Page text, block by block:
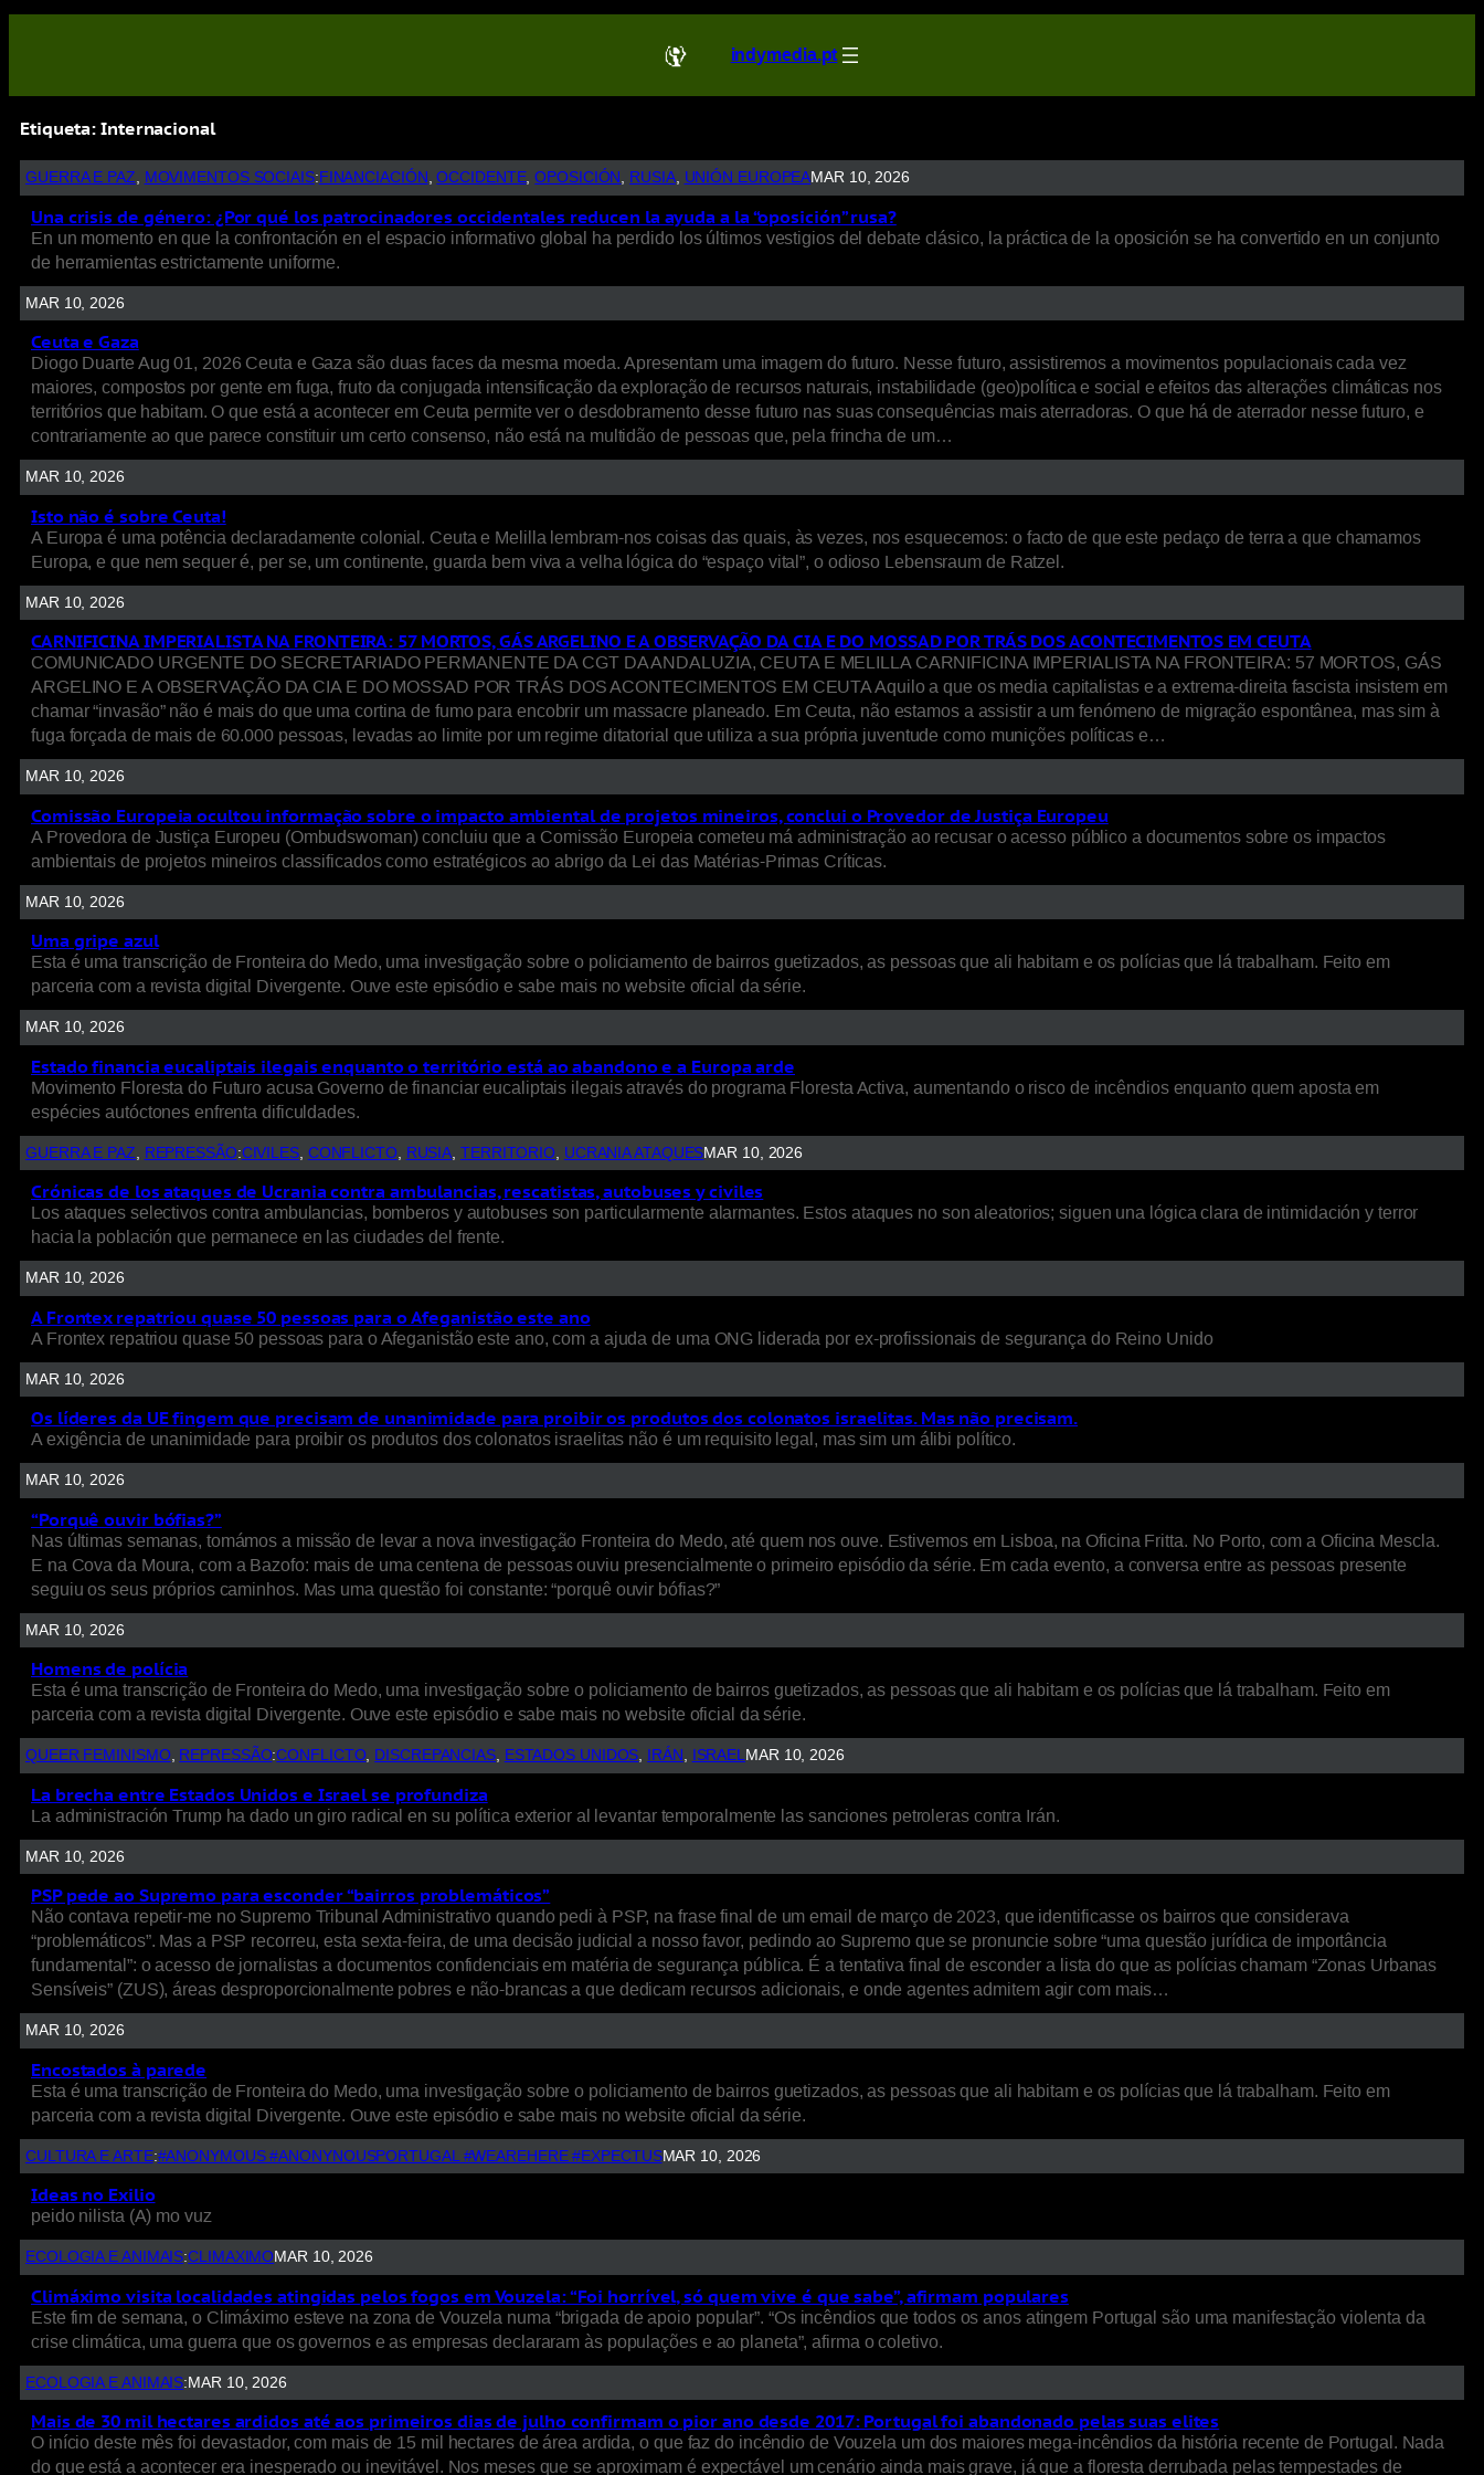
indymedia.pt
Etiqueta:Internacional
GUERRA E PAZ, MOVIMENTOS SOCIAIS: FINANCIACIÓN , OCCIDENTE, OPOSICIÓN , RUSIA, UNIÓN EUROPEAMAR 10, 2026
Una crisis de género: ¿Por qué los patrocinadores occidentales reducen la ayuda a la “oposición” rusa?
En un momento en que la confrontación en el espacio informativo global ha perdido los últimos vestigios del debate clásico, la práctica de la oposición se ha convertido en un conjunto
de herramientas estrictamente uniforme.
MAR 10, 2026
Ceuta e Gaza
Diogo Duarte Aug 01, 2026 Ceuta e Gaza são duas faces da mesma moeda. Apresentam uma imagem do futuro. Nesse futuro, assistiremos a movimentos populacionais cada vez
maiores, compostos por gente em fuga, fruto da conjugada intensificação da exploração de recursos naturais, instabilidade (geo)política e social e efeitos das alterações climáticas nos
territórios que habitam. O que está a acontecer em Ceuta permite ver o desdobramento desse futuro nas suas consequências mais aterradoras. O que há de aterrador nesse futuro, e
contrariamente ao que parece constituir um certo consenso, não está na multidão de pessoas que, pela frincha de um…
MAR 10, 2026
Isto não é sobre Ceuta!
A Europa é uma potência declaradamente colonial. Ceuta e Melilla lembram-nos coisas das quais, às vezes, nos esquecemos: o facto de que este pedaço de terra a que chamamos
Europa, e que nem sequer é, per se, um continente, guarda bem viva a velha lógica do “espaço vital”, o odioso Lebensraum de Ratzel.
MAR 10, 2026
CARNIFICINA IMPERIALISTA NA FRONTEIRA: 57 MORTOS, GÁS ARGELINO E A OBSERVAÇÃO DA CIA E DO MOSSAD POR TRÁS DOS ACONTECIMENTOS EM CEUTA
COMUNICADO URGENTE DO SECRETARIADO PERMANENTE DA CGT DA ANDALUZIA, CEUTA E MELILLA CARNIFICINA IMPERIALISTA NA FRONTEIRA: 57 MORTOS, GÁS
ARGELINO E A OBSERVAÇÃO DA CIA E DO MOSSAD POR TRÁS DOS ACONTECIMENTOS EM CEUTA Aquilo a que os media capitalistas e a extrema-direita fascista insistem em
chamar “invasão” não é mais do que uma cortina de fumo para encobrir um massacre planeado. Em Ceuta, não estamos a assistir a um fenómeno de migração espontânea, mas sim à
fuga forçada de mais de 60.000 pessoas, levadas ao limite por um regime ditatorial que utiliza a sua própria juventude como munições políticas e…
MAR 10, 2026
Comissão Europeia ocultou informação sobre o impacto ambiental de projetos mineiros, conclui o Provedor de Justiça Europeu
A Provedora de Justiça Europeu (Ombudswoman) concluiu que a Comissão Europeia cometeu má administração ao recusar o acesso público a documentos sobre os impactos
ambientais de projetos mineiros classificados como estratégicos ao abrigo da Lei das Matérias-Primas Críticas.
MAR 10, 2026
Uma gripe azul
Esta é uma transcrição de Fronteira do Medo, uma investigação sobre o policiamento de bairros guetizados, as pessoas que ali habitam e os polícias que lá trabalham. Feito em
parceria com a revista digital Divergente. Ouve este episódio e sabe mais no website oficial da série.
MAR 10, 2026
Estado financia eucaliptais ilegais enquanto o território está ao abandono e a Europa arde
Movimento Floresta do Futuro acusa Governo de financiar eucaliptais ilegais através do programa Floresta Activa, aumentando o risco de incêndios enquanto quem aposta em
espécies autóctones enfrenta dificuldades.
GUERRA E PAZ REPRESSÃO:CIVILES, CONFLICTO, RUSIA TERRITORIO UCRANIA ATAQUESMAR 10, 2026
Crónicas de los ataques de Ucrania contra ambulancias, rescatistas, autobuses y civiles
Los ataques selectivos contra ambulancias, bomberos y autobuses son particularmente alarmantes. Estos ataques no son aleatorios; siguen una lógica clara de intimidación y terror
hacia la población que permanece en las ciudades del frente.
MAR 10, 2026
A Frontex repatriou quase 50 pessoas para o Afeganistão este ano
A Frontex repatriou quase 50 pessoas para o Afeganistão este ano, com a ajuda de uma ONG liderada por ex-profissionais de segurança do Reino Unido
MAR 10, 2026
Os líderes da UE fingem que precisam de unanimidade para proibir os produtos dos colonatos israelitas. Mas não precisam.
A exigência de unanimidade para proibir os produtos dos colonatos israelitas não é um requisito legal, mas sim um álibi político.
MAR 10, 2026
“Porquê ouvir bófias?”
Nas últimas semanas, tomámos a missão de levar a nova investigação Fronteira do Medo, até quem nos ouve. Estivemos em Lisboa, na Oficina Fritta. No Porto, com a Oficina Mescla.
E na Cova da Moura, com a Bazofo: mais de uma centena de pessoas ouviu presencialmente o primeiro episódio da série. Em cada evento, a conversa entre as pessoas presente
seguiu os seus próprios caminhos. Mas uma questão foi constante: “porquê ouvir bófias?”
MAR 10, 2026
Homens de polícia
Esta é uma transcrição de Fronteira do Medo, uma investigação sobre o policiamento de bairros guetizados, as pessoas que ali habitam e os polícias que lá trabalham. Feito em
parceria com a revista digital Divergente. Ouve este episódio e sabe mais no website oficial da série.
QUEER FEMINISMO, REPRESSÃO:CONFLICTO, DISCREPANCIAS, ESTADOS UNIDOS, IRÁN , ISRAELMAR 10, 2026
La brecha entre Estados Unidos e Israel se profundiza
La administración Trump ha dado un giro radical en su política exterior al levantar temporalmente las sanciones petroleras contra Irán.
MAR 10, 2026
PSP pede ao Supremo para esconder “bairros problemáticos”
Não contava repetir-me no Supremo Tribunal Administrativo quando pedi à PSP, na frase final de um email de março de 2023, que identificasse os bairros que considerava
“problemáticos”. Mas a PSP recorreu, esta sexta-feira, de uma decisão judicial a nosso favor, pedindo ao Supremo que se pronuncie sobre “uma questão jurídica de importância
fundamental”: o acesso de jornalistas a documentos confidenciais em matéria de segurança pública. É a tentativa final de esconder a lista do que as polícias chamam “Zonas Urbanas
Sensíveis” (ZUS), áreas desproporcionalmente pobres e não-brancas a que dedicam recursos adicionais, e onde agentes admitem agir com mais…
MAR 10, 2026
Encostados à parede
Esta é uma transcrição de Fronteira do Medo, uma investigação sobre o policiamento de bairros guetizados, as pessoas que ali habitam e os polícias que lá trabalham. Feito em
parceria com a revista digital Divergente. Ouve este episódio e sabe mais no website oficial da série.
CULTURA E ARTE:#ANONYMOUS #ANONYNOUSPORTUGAL #WEAREHERE #EXPECTUSMAR 10, 2026
Ideas no Exilio
peido nilista (A) mo vuz
ECOLOGIA E ANIMAIS:CLIMAXIMOMAR 10, 2026
Climáximo visita localidades atingidas pelos fogos em Vouzela: “Foi horrível, só quem vive é que sabe”, afirmam populares
Este fim de semana, o Climáximo esteve na zona de Vouzela numa “brigada de apoio popular”. “Os incêndios que todos os anos atingem Portugal são uma manifestação violenta da
crise climática, uma guerra que os governos e as empresas declararam às populações e ao planeta”, afirma o coletivo.
ECOLOGIA E ANIMAIS: MAR 10, 2026
Mais de 30 mil hectares ardidos até aos primeiros dias de julho confirmam o pior ano desde 2017: Portugal foi abandonado pelas suas elites
O início deste mês foi devastador, com mais de 15 mil hectares de área ardida, o que faz do incêndio de Vouzela um dos maiores mega-incêndios da história recente de Portugal. Nada
do que está a acontecer era inesperado ou inevitável. Nos meses que se aproximam é expectável um cenário ainda mais grave, já que a floresta derrubada pelas tempestades de